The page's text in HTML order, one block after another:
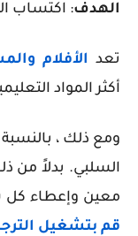
الهدف: اكتساب
تعد الأفلام
أكثر المواد
ومع ذلك ،
السلبي. بدلاً من
معين وإعطاء كل
قم بتشغيل